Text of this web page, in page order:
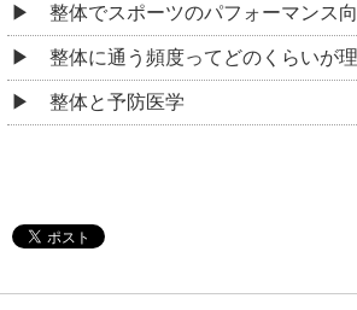
整体でスポーツのパフォーマンス
整体に通う頻度ってどのくらいが
整体と予防医学